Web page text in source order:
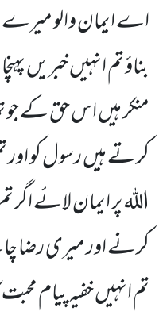
اے ایمان والو میرے
بناؤ تم انہیں خبریں
منکر ہیں اس حق کے
کرتے ہیں رسول کو
اللہ پر ایمان لائے اگر
کرنے اور میری رضا
تم انہیں خفیہ پیام